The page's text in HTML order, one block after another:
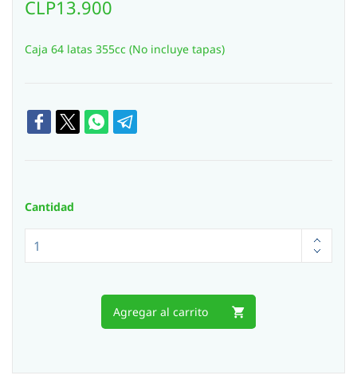
CLP13.900
Caja 64 latas 355cc (No incluye tapas)
Cantidad
Agregar al carrito